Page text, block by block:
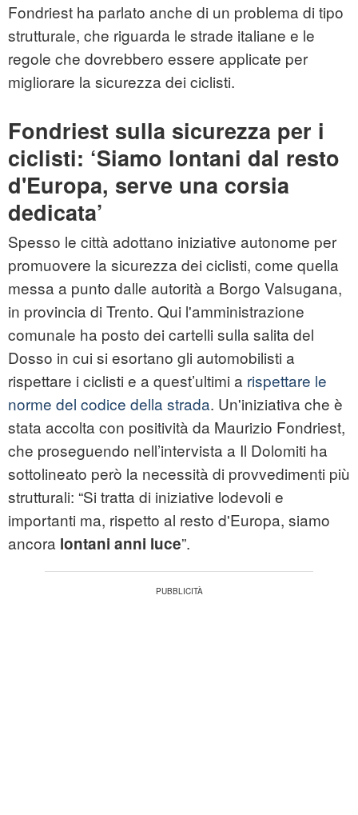
Fondriest ha parlato anche di un problema di tipo
strutturale, che riguarda le strade italiane e le
regole che dovrebbero essere applicate per
migliorare la sicurezza dei ciclisti.
Fondriest sulla sicurezza per i
ciclisti: ‘Siamo lontani dal resto
d'Europa, serve una corsia
dedicata’
Spesso le città adottano iniziative autonome per
promuovere la sicurezza dei ciclisti, come quella
messa a punto dalle autorità a Borgo Valsugana,
in provincia di Trento. Qui l'amministrazione
comunale ha posto dei cartelli sulla salita del
Dosso in cui si esortano gli automobilisti a
rispettare i ciclisti e a quest’ultimi a rispettare le
norme del codice della strada. Un'iniziativa che è
stata accolta con positività da Maurizio Fondriest,
che proseguendo nell’intervista a Il Dolomiti ha
sottolineato però la necessità di provvedimenti più
strutturali: “Si tratta di iniziative lodevoli e
importanti ma, rispetto al resto d'Europa, siamo
ancora lontani anni luce”.